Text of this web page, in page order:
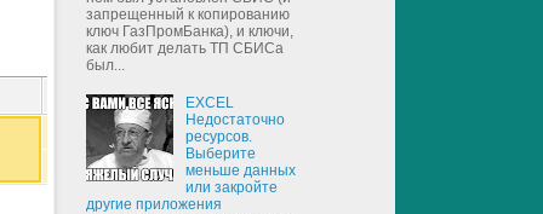
запрещенный к копированию
ключ ГазПромБанка), и ключи,
как любит делать ТП СБИСа
был...
EXCEL
Недостаточно
ресурсов.
Выберите
меньше данных
или закройте
другие приложения